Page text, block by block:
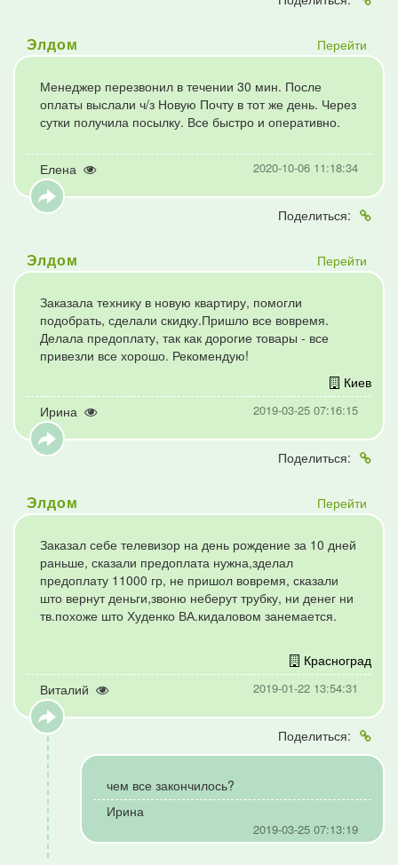
Элдом Перейти
Менеджер перезвонил в течении 30 мин. После
оплаты выслали ч/з Новую Почту в тот же день. Через
сутки получила посылку. Все быстро и оперативно.
Елена 2020-10-06 11:18:34
Поделиться:
Элдом Перейти
Заказала технику в новую квартиру, помогли
подобрать, сделали скидку.Пришло все вовремя.
Делала предоплату, так как дорогие товары - все
привезли все хорошо. Рекомендую!
Киев
Ирина
2019-03-25 07:16:15
Поделиться:
Элдом Перейти
Заказал себе телевизор на день рождение за 10 дней
раньше, сказали предоплата нужна,зделал
предоплату 11000 гр, не пришол вовремя, сказали
што вернут деньги,звоню неберут трубку, ни денег ни
тв.похоже што Худенко ВА.кидаловом занемается.
Красноград
Виталий
2019-01-22 13:54:31
Поделиться:
чем все закончилось?
Ирина
2019-03-25 07:13:19